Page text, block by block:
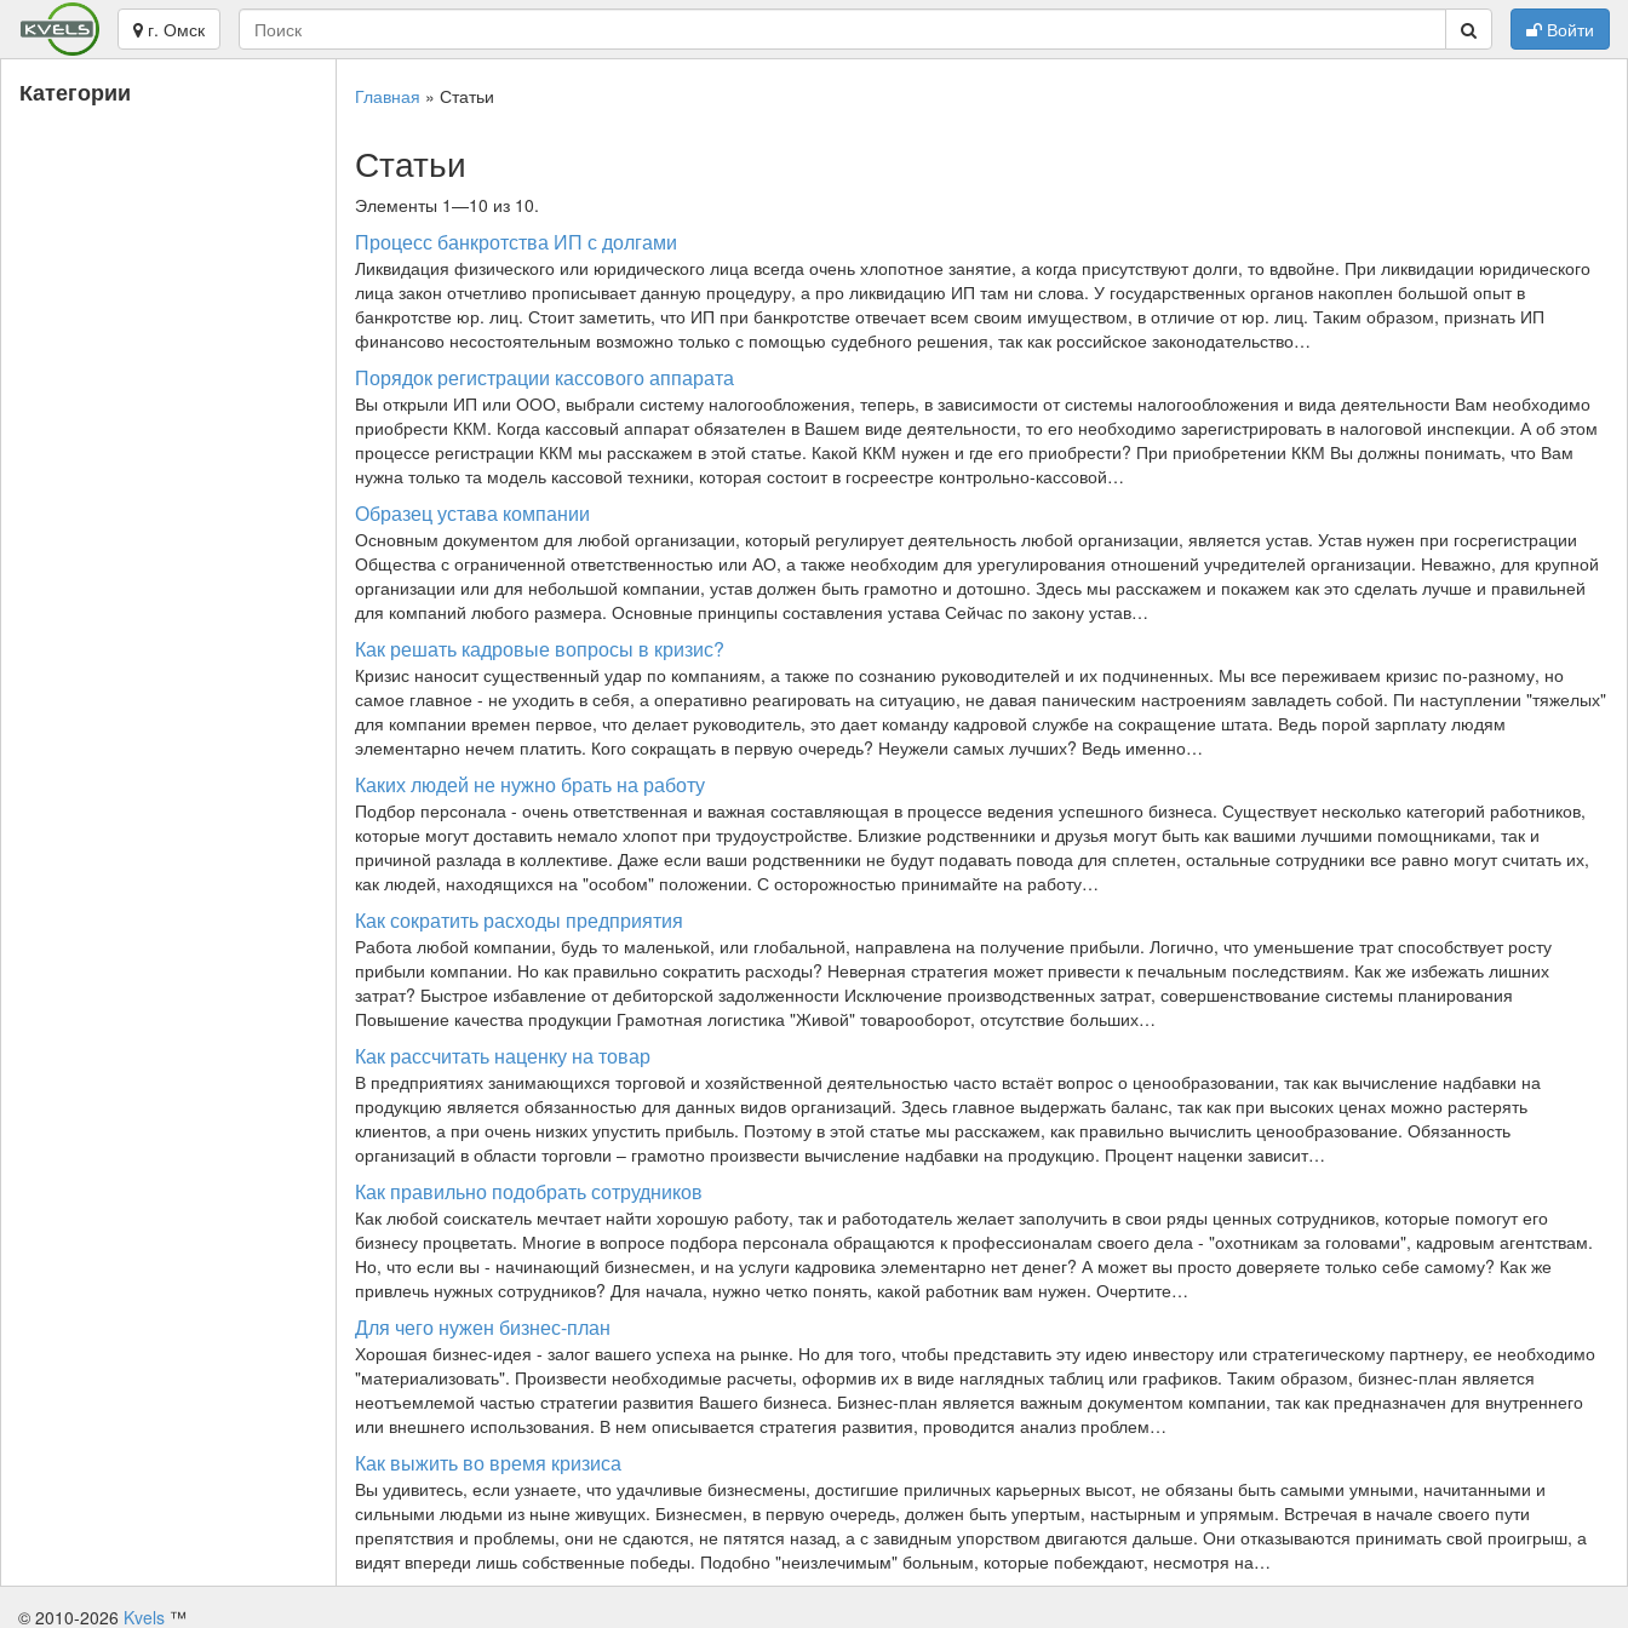
г. Омск Войти
Категории Главная »Статьи
Статьи
Элементы 1—10 из 10.
Процесс банкротства ИП с долгами
Ликвидация физического или юридического лица всегда очень хлопотное занятие, а когда присутствуют долги, то вдвойне. При ликвидации юридического
лица закон отчетливо прописывает данную процедуру, а про ликвидацию ИП там ни слова. У государственных органов накоплен большой опыт в
банкротстве юр. лиц. Стоит заметить, что ИП при банкротстве отвечает всем своим имуществом, в отличие от юр. лиц. Таким образом, признать ИП
финансово несостоятельным возможно только с помощью судебного решения, так как российское законодательство…
Порядок регистрации кассового аппарата
Вы открыли ИП или ООО, выбрали систему налогообложения, теперь, в зависимости от системы налогообложения и вида деятельности Вам необходимо
приобрести ККМ. Когда кассовый аппарат обязателен в Вашем виде деятельности, то его необходимо зарегистрировать в налоговой инспекции. А об этом
процессе регистрации ККМ мы расскажем в этой статье. Какой ККМ нужен и где его приобрести? При приобретении ККМ Вы должны понимать, что Вам
нужна только та модель кассовой техники, которая состоит в госреестре контрольно-кассовой…
Образец устава компании
Основным документом для любой организации, который регулирует деятельность любой организации, является устав. Устав нужен при госрегистрации
Общества с ограниченной ответственностью или АО, а также необходим для урегулирования отношений учредителей организации. Неважно, для крупной
организации или для небольшой компании, устав должен быть грамотно и дотошно. Здесь мы расскажем и покажем как это сделать лучше и правильней
для компаний любого размера. Основные принципы составления устава Сейчас по закону устав…
Как решать кадровые вопросы в кризис?
Кризис наносит существенный удар по компаниям, а также по сознанию руководителей и их подчиненных. Мы все переживаем кризис по-разному, но
самое главное - не уходить в себя, а оперативно реагировать на ситуацию, не давая паническим настроениям завладеть собой. Пи наступлении "тяжелых"
для компании времен первое, что делает руководитель, это дает команду кадровой службе на сокращение штата. Ведь порой зарплату людям
элементарно нечем платить. Кого сокращать в первую очередь? Неужели самых лучших? Ведь именно…
Каких людей не нужно брать на работу
Подбор персонала - очень ответственная и важная составляющая в процессе ведения успешного бизнеса. Существует несколько категорий работников,
которые могут доставить немало хлопот при трудоустройстве. Близкие родственники и друзья могут быть как вашими лучшими помощниками, так и
причиной разлада в коллективе. Даже если ваши родственники не будут подавать повода для сплетен, остальные сотрудники все равно могут считать их,
как людей, находящихся на "особом" положении. С осторожностью принимайте на работу…
Как сократить расходы предприятия
Работа любой компании, будь то маленькой, или глобальной, направлена на получение прибыли. Логично, что уменьшение трат способствует росту
прибыли компании. Но как правильно сократить расходы? Неверная стратегия может привести к печальным последствиям. Как же избежать лишних
затрат? Быстрое избавление от дебиторской задолженности Исключение производственных затрат, совершенствование системы планирования
Повышение качества продукции Грамотная логистика "Живой" товарооборот, отсутствие больших…
Как рассчитать наценку на товар
В предприятиях занимающихся торговой и хозяйственной деятельностью часто встаёт вопрос о ценообразовании, так как вычисление надбавки на
продукцию является обязанностью для данных видов организаций. Здесь главное выдержать баланс, так как при высоких ценах можно растерять
клиентов, а при очень низких упустить прибыль. Поэтому в этой статье мы расскажем, как правильно вычислить ценообразование. Обязанность
организаций в области торговли – грамотно произвести вычисление надбавки на продукцию. Процент наценки зависит…
Как правильно подобрать сотрудников
Как любой соискатель мечтает найти хорошую работу, так и работодатель желает заполучить в свои ряды ценных сотрудников, которые помогут его
бизнесу процветать. Многие в вопросе подбора персонала обращаются к профессионалам своего дела - "охотникам за головами", кадровым агентствам.
Но, что если вы - начинающий бизнесмен, и на услуги кадровика элементарно нет денег? А может вы просто доверяете только себе самому? Как же
привлечь нужных сотрудников? Для начала, нужно четко понять, какой работник вам нужен. Очертите…
Для чего нужен бизнес-план
Хорошая бизнес-идея - залог вашего успеха на рынке. Но для того, чтобы представить эту идею инвестору или стратегическому партнеру, ее необходимо
"материализовать". Произвести необходимые расчеты, оформив их в виде наглядных таблиц или графиков. Таким образом, бизнес-план является
неотъемлемой частью стратегии развития Вашего бизнеса. Бизнес-план является важным документом компании, так как предназначен для внутреннего
или внешнего использования. В нем описывается стратегия развития, проводится анализ проблем…
Как выжить во время кризиса
Вы удивитесь, если узнаете, что удачливые бизнесмены, достигшие приличных карьерных высот, не обязаны быть самыми умными, начитанными и
сильными людьми из ныне живущих. Бизнесмен, в первую очередь, должен быть упертым, настырным и упрямым. Встречая в начале своего пути
препятствия и проблемы, они не сдаются, не пятятся назад, а с завидным упорством двигаются дальше. Они отказываются принимать свой проигрыш, а
видят впереди лишь собственные победы. Подобно "неизлечимым" больным, которые побеждают, несмотря на…
© 2010-2026 Kvels ™